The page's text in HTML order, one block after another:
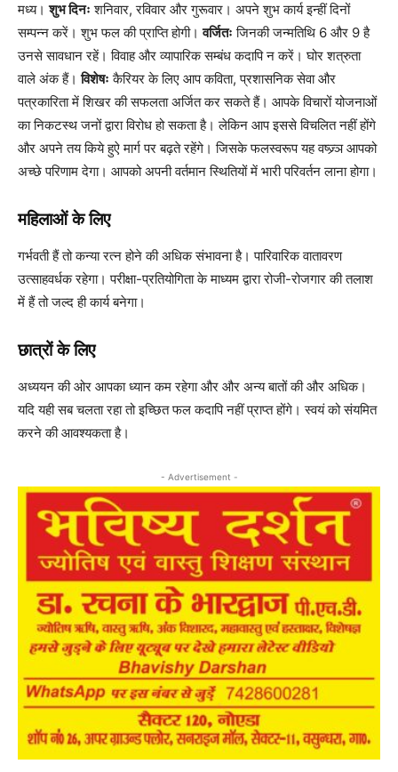
मध्य।शुभ दिनः शनिवार, रविवार और गुरूवार। अपने शुभ कार्य इन्हीं दिनों
सम्पन्न करें। शुभ फल की प्राप्ति होगी।वर्जितः जिनकी जन्मतिथि 6 और 9 है
उनसे सावधान रहें। विवाह और व्यापारिक सम्बंध कदापि न करें। घोर शत्रुता
वाले अंक हैं।विशेषः कैरियर के लिए आप कविता, प्रशासनिक सेवा और
पत्रकारिता में शिखर की सफलता अर्जित कर सकते हैं। आपके विचारों योजनाओं
का निकटस्थ जनों द्वारा विरोध हो सकता है। लेकिन आप इससे विचलित नहीं होंगे
और अपने तय किये हुऐ मार्ग पर बढ़ते रहेंगे। जिसके फलस्वरूप यह वष्ज्र्ञ आपको
अच्छे परिणाम देगा। आपको अपनी वर्तमान स्थितियों में भारी परिवर्तन लाना होगा।
महिलाओं के लिए
गर्भवती हैं तो कन्या रत्न होने की अधिक संभावना है। पारिवारिक वातावरण
उत्साहवर्धक रहेगा। परीक्षा-प्रतियोगिता के माध्यम द्वारा रोजी-रोजगार की तलाश
में हैं तो जल्द ही कार्य बनेगा।
छात्रों के लिए
अध्ययन की ओर आपका ध्यान कम रहेगा और और अन्य बातों की और अधिक।
यदि यही सब चलता रहा तो इच्छित फल कदापि नहीं प्राप्त होंगे। स्वयं को संयमित
करने की आवश्यकता है।
- Advertisement -